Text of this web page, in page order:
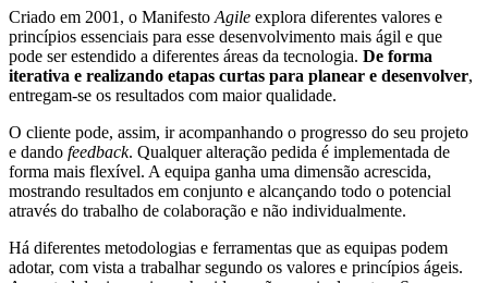
Criado em 2001, o ManifestoAgile explora diferentes valores e
princípios essenciais para esse desenvolvimento mais ágil e que
pode ser estendido a diferentes áreas da tecnologia. De forma
iterativa e realizando etapas curtas para planear e desenvolver,
entregam-se os resultados com maior qualidade.
O cliente pode, assim, ir acompanhando o progresso do seu projeto
e dando feedback. Qualquer alteração pedida é implementada de
forma mais flexível. A equipa ganha uma dimensão acrescida,
mostrando resultados em conjunto e alcançando todo o potencial
através do trabalho de colaboração e não individualmente.
Há diferentes metodologias e ferramentas que as equipas podem
adotar, com vista a trabalhar segundo os valores e princípios ágeis.